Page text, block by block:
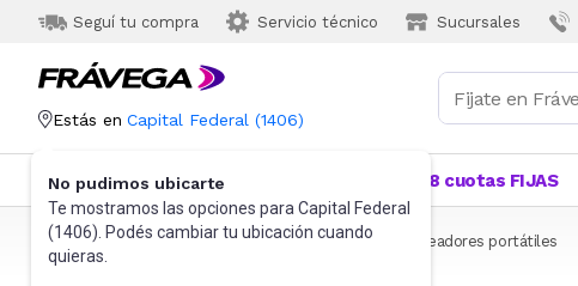
Seguí tu compra Servicio técnico Sucursales
Estás en Capital Federal (1406)
No pudimos ubicarte
Te mostramos las opciones para Capital Federal
(1406). Podés cambiar tu ubicación cuando
quieras.
Categorías Más Vendidos 18 cuotas FIJAS
Frávega Salud y Bienestar Masajeadores Masajeadores portátiles